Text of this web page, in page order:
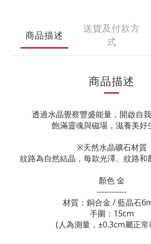
商品描述
送貨及付款方
式
商品描述
透過水晶覺察豐盛能量，開啟自
飽滿靈魂與磁場，滋養美好
※天然水晶礦石材質
紋路為自然結晶，每款光澤、紋路和
顏色 金
------------
材質：銅合金 / 藍晶石
手圍：15cm
(人為測量，±0.3cm屬正常